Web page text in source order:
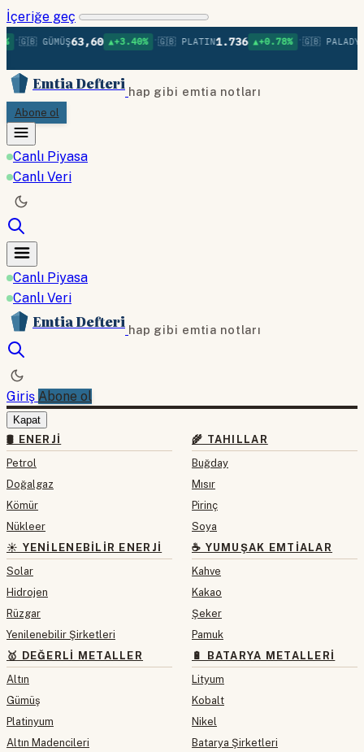
İçeriğe geç
•🇬🇧 GÜMÜŞ63,60 ▲+3.40% •🇬🇧 PLATIN1.736 ▲+0.78% •🇬🇧 PALADYUM
Emtia Defteri hap gibi emtia notları
Abone ol
Canlı Piyasa
Canlı Veri
Canlı Piyasa
Canlı Veri
Emtia Defteri hap gibi emtia notları
Giriş Abone ol
Kapat
🛢 ENERJI
Petrol
Doğalgaz
Kömür
Nükleer
☀️ YENILENEBILIR ENERJI
Solar
Hidrojen
Rüzgar
Yenilenebilir Şirketleri
🥇 DEĞERLI METALLER
Altın
Gümüş
Platinyum
Altın Madencileri
🌾 TAHILLAR
Buğday
Mısır
Pirinç
Soya
☕ YUMUŞAK EMTIALAR
Kahve
Kakao
Şeker
Pamuk
🔋 BATARYA METALLERI
Lityum
Kobalt
Nikel
Batarya Şirketleri